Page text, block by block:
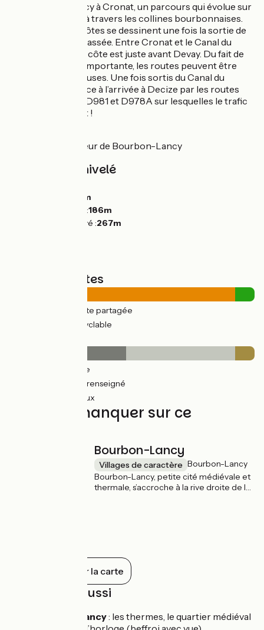
De Bourbon-Lancy à Cronat, un parcours qui évolue sur
de petites routes à travers les collines bourbonnaises.
Quelques belles côtes se dessinent une fois la sortie de
Bourbon-Lancy passée. Entre Cronat et le Canal du
Nivernais, la seule côte est juste avant Devay. Du fait de
l’activité agricole importante, les routes peuvent être
sales et gravilloneuses. Une fois sortis du Canal du
Nivernais, prudence à l’arrivée à Decize par les routes
départementales D981 et D978A sur lesquelles le trafic
est très important !
à hauteur de Bourbon-Lancy
Pentes et dénivelé
142m
Point le plus bas :186m
Point le plus élevé :267m
Types de routes
(92%) Route partagée
(8%) Voie cyclable
(48%) Lisse
(45%) Non renseigné
(8%) Rugueux
À ne pas manquer sur ce
Bourbon-Lancy
Villages de caractère Bourbon-Lancy
Bourbon-Lancy, petite cité médiévale et
thermale, s’accroche à la rive droite de la
et toujours. En passant la porte du beffroi,
il est bon de flâner dans les ruelles avant
de s’accorder une pause thermale pour
repartir sur l’EuroVelo 6 Entre Rhin et
Tout afficher sur la carte
À découvrir aussi
Bourbon-Lancy: les thermes, le quartier médiéval